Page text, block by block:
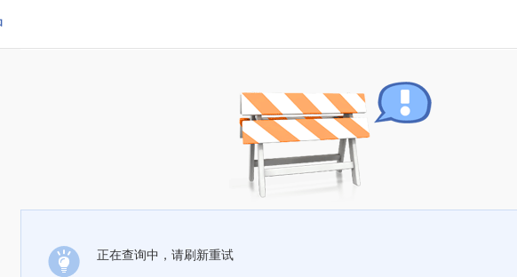
正在查询中，请刷新重试